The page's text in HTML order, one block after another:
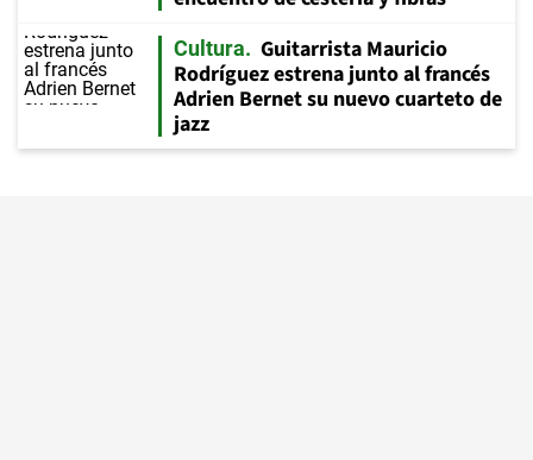
Cultura
Guitarrista Mauricio
Rodríguez estrena junto al francés
Adrien Bernet su nuevo cuarteto de
jazz